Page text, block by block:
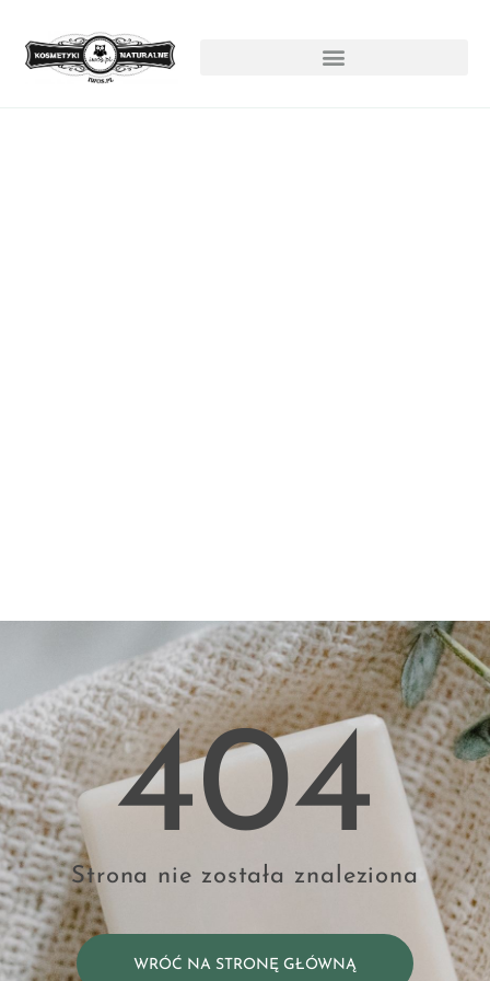
404
Strona nie została znaleziona
WRÓĆ NA STRONĘ GŁÓWNĄ